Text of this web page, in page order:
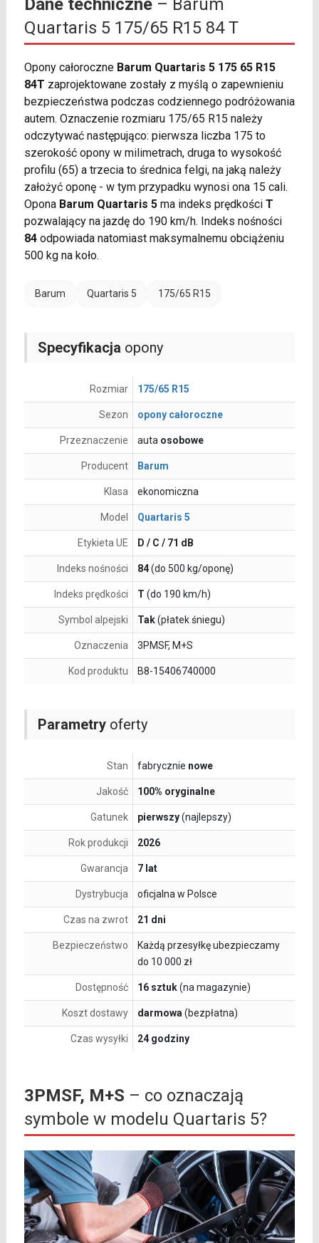
Dane techniczne– Barum
Quartaris 5 175/65 R15 84 T
Opony całoroczne Barum Quartaris 5 175 65 R15
84T zaprojektowane zostały z myślą o zapewnieniu
bezpieczeństwa podczas codziennego podróżowania
autem. Oznaczenie rozmiaru 175/65 R15 należy
odczytywać następująco: pierwsza liczba 175 to
szerokość opony w milimetrach, druga to wysokość
profilu (65) a trzecia to średnica felgi, na jaką należy
założyć oponę - w tym przypadku wynosi ona 15 cali.
Opona Barum Quartaris 5ma indeks prędkości T
pozwalający na jazdę do 190 km/h. Indeks nośności
84odpowiada natomiast maksymalnemu obciążeniu
500 kg na koło.
Barum Quartaris 5 175/65 R15
Parametryoferty
Stan fabrycznie nowe
Jakość 100% oryginalne
Gatunek pierwszy(najlepszy)
Rok produkcji 2026
Gwarancja 7 lat
Dystrybucja oficjalna w Polsce
Czas na zwrot 21 dni
Bezpieczeństwo
Każdą przesyłkę ubezpieczamy
do 10 000 zł
Dostępność 16 sztuk(na magazynie)
Koszt dostawy darmowa (bezpłatna)
Czas wysyłki 24 godziny
Specyfikacja opony
Rozmiar 175/65 R15
Sezon opony całoroczne
Przeznaczenie auta osobowe
Producent Barum
Klasa ekonomiczna
Model Quartaris 5
Etykieta UE D / C / 71 dB
Indeks nośności 84(do 500 kg/oponę)
Indeks prędkości T (do 190 km/h)
Symbol alpejski Tak(płatek śniegu)
Oznaczenia 3PMSF, M+S
Kod produktu B8-15406740000
3PMSF, M+S – co oznaczają
symbole w modelu Quartaris 5?